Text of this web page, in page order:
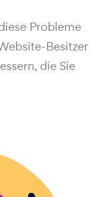
Probleme
Besitzer
die Sie